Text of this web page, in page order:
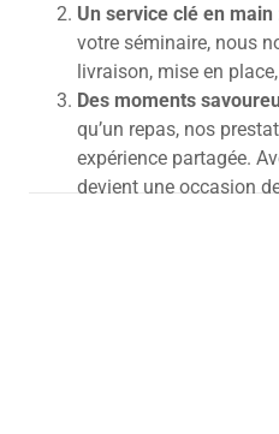
Un service clé en main
votre séminaire, nous
livraison, mise en
Des moments
qu’un repas, nos
expérience partagée.
devient une occasion